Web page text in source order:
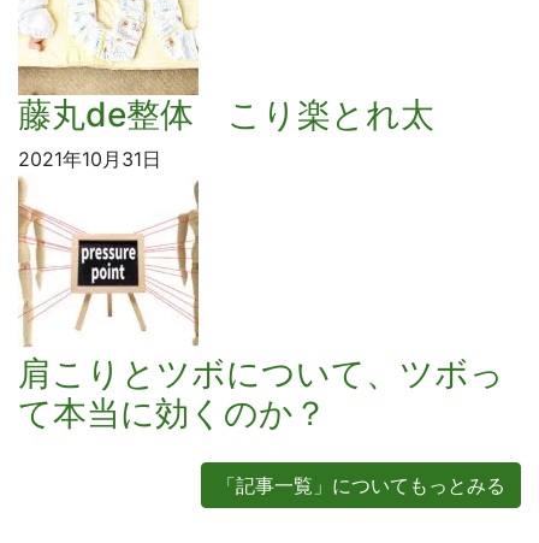
藤丸de整体 こり楽とれ太
2021年10月31日
肩こりとツボについて、ツボっ
て本当に効くのか？
「記事一覧」についてもっとみる